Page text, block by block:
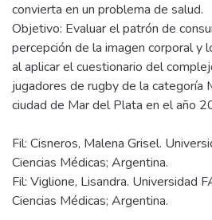
convierta en un problema de salud.
Objetivo: Evaluar el patrón de
percepción de la imagen corporal y
al aplicar el cuestionario del
jugadores de rugby de la categoría
Fil: Cisneros, Malena Grisel.
Ciencias Médicas; Argentina.
Fil: Viglione, Lisandra. Universidad
Ciencias Médicas; Argentina.